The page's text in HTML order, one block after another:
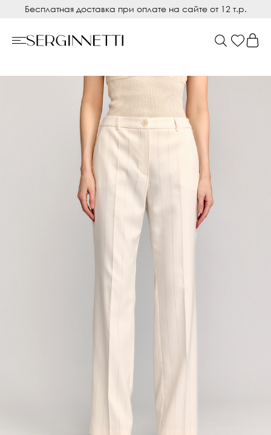
Бесплатная доставка при оплате на сайте от 12 т.р.